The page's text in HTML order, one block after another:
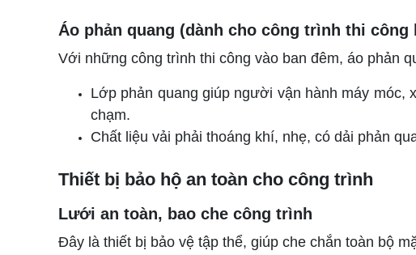
Áo phản quang (dành cho công trình thi công
Với những công trình thi công vào ban đêm, áo phản
Lớp phản quang giúp người vận hành máy móc,
chạm.
Chất liệu vải phải thoáng khí, nhẹ, có dải phản
Thiết bị bảo hộ an toàn cho công trình
Lưới an toàn, bao che công trình
Đây là thiết bị bảo vệ tập thể, giúp che chắn toàn bộ